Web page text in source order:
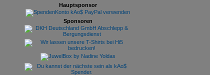
Hauptsponsor
Sponsoren